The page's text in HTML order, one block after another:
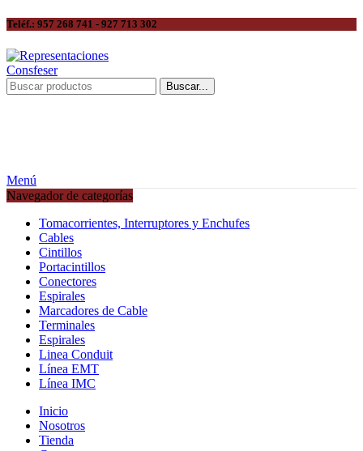
Teléf.: 957 268 741 - 927 713 302
Buscar...
Menú
Navegador de categorías
Tomacorrientes, Interruptores y Enchufes
Cables
Cintillos
Portacintillos
Conectores
Espirales
Marcadores de Cable
Terminales
Espirales
Linea Conduit
Línea EMT
Línea IMC
Inicio
Nosotros
Tienda